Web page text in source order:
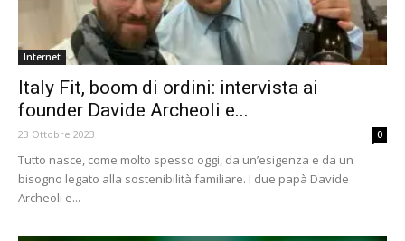
Internet
Italy Fit, boom di ordini: intervista ai
founder Davide Archeoli e...
23 Ottobre 2023 0
Tutto nasce, come molto spesso oggi, da un’esigenza e da un
bisogno legato alla sostenibilità familiare. I due papà Davide
Archeoli e...